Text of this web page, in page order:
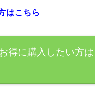
はこちら
得に購入したい方は